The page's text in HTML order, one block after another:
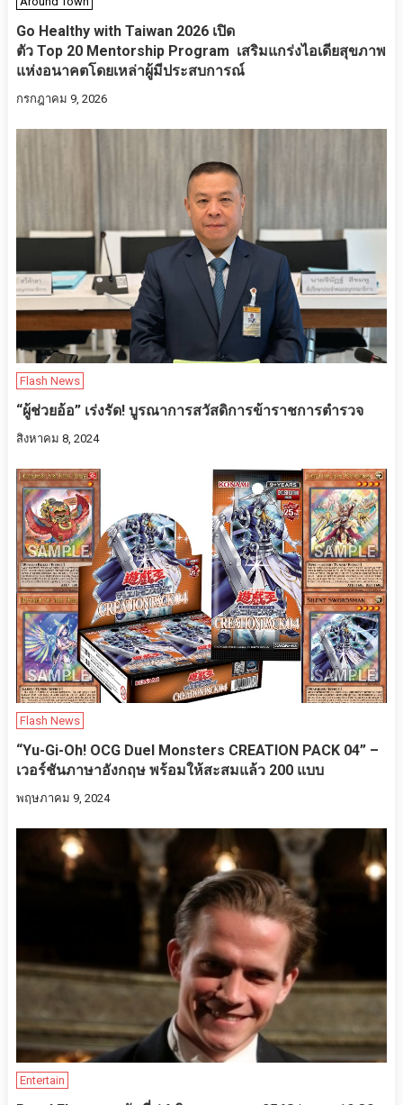
Go Healthy with Taiwan 2026 เปิด
ตัว Top 20 Mentorship Program เสริมแกร่งไอเดียสุขภาพ
แห่งอนาคตโดยเหล่าผู้มีประสบการณ์
กรกฎาคม 9, 2026
Flash News
“ผู้ช่วยอ้อ” เร่งรัด! บูรณาการสวัสดิการข้าราชการตำรวจ
สิงหาคม 8, 2024
Flash News
“Yu-Gi-Oh! OCG Duel Monsters CREATION PACK 04” –
เวอร์ชันภาษาอังกฤษ พร้อมให้สะสมแล้ว 200 แบบ
พฤษภาคม 9, 2024
Entertain